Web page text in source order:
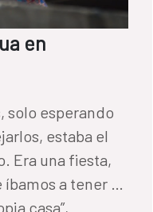
y al impacto
de las
en Portoviejo,
en la
en
solo esperando
estaba el
Era una fiesta,
a tener el
casa”,